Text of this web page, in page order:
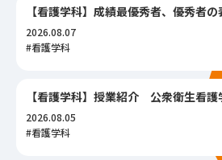
【看護学科】成績最優秀者、優秀者
2026.08.07
#看護学科
【看護学科】授業紹介 公衆衛生看
2026.08.05
#看護学科